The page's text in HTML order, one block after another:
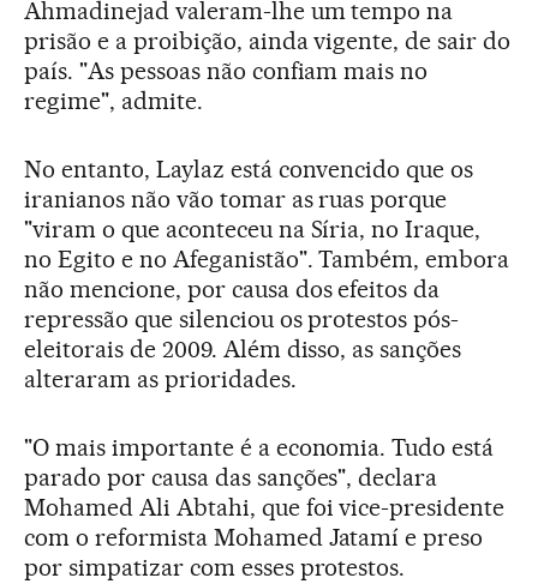
Ahmadinejad valeram-lhe um tempo na
prisão e a proibição, ainda vigente, de sair do
país. "As pessoas não confiam mais no
regime", admite.
No entanto, Laylaz está convencido que os
iranianos não vão tomar as ruas porque
"viram o que aconteceu na Síria, no Iraque,
no Egito e no Afeganistão". Também, embora
não mencione, por causa dos efeitos da
repressão que silenciou os protestos pós-
eleitorais de 2009. Além disso, as sanções
alteraram as prioridades.
"O mais importante é a economia. Tudo está
parado por causa das sanções", declara
Mohamed Ali Abtahi, que foi vice-presidente
com o reformista Mohamed Jatamí e preso
por simpatizar com esses protestos.